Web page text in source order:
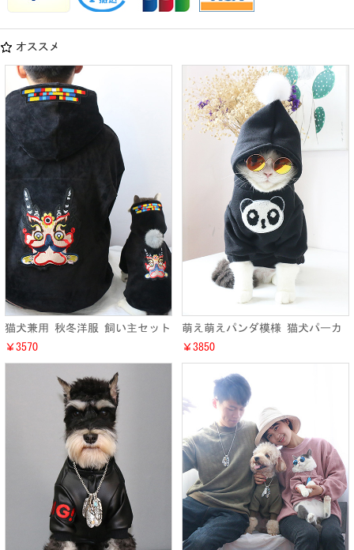
オススメ
猫犬兼用 秋冬洋服 飼い主セット
お洒落 ねこ チワワ トイ・プー
ドル洋服 犬服 猫服 ペットウェ
￥3570
萌え萌えパンダ模様 猫犬パーカ
ー 秋冬洋服 小型犬 ワンちゃん
キャット 防寒服 2018新作
￥3850